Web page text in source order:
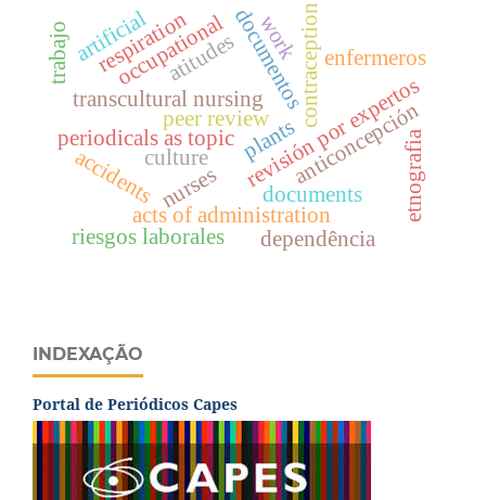
documentos
periodicals as topic revisión por expertos
transcultural nursing contraception
anticoncepción
peer review
documents
acts of administration
nurses
enfermeros
accidents
occupational
riesgos laborales
respiration
etnografia
atitudes
dependência
culture plants
artificial work
trabajo
INDEXAÇÃO
Portal de Periódicos Capes